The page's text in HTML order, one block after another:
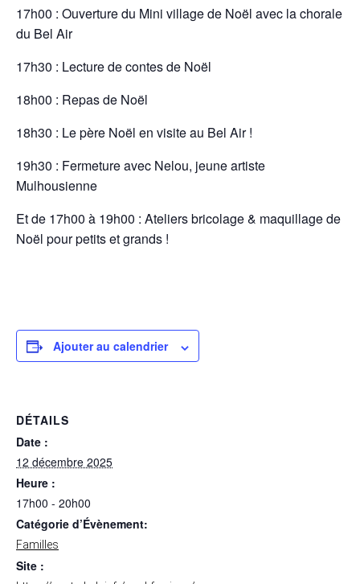
17h00 : Ouverture du Mini village de Noël avec lachorale
du Bel Air
17h30 : Lecture de contes de Noël
18h00 : Repas de Noël
18h30 : Le père Noël en visite au Bel Air !
19h30 : Fermeture avec Nelou, jeune artiste
Mulhousienne
Et de 17h00 à 19h00 : Ateliers bricolage & maquillage de
Noël pour petits et grands !
Ajouter au calendrier
DÉTAILS
Date :
12 décembre 2025
Heure :
17h00 - 20h00
Catégorie d’Évènement:
Familles
Site :